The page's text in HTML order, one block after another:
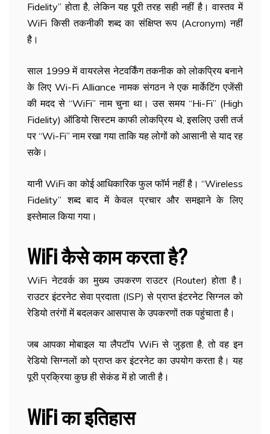
Fidelity” होता है, लेकिन यह पूरी तरह सही नहीं है। वास्तव में
WiFi किसी तकनीकी शब्द का संक्षिप्त रूप (Acronym) नहीं
है।
साल 1999 में वायरलेस नेटवर्किंग तकनीक को लोकप्रिय बनाने
के लिए Wi-Fi Alliance नामक संगठन ने एक मार्केटिंग एजेंसी
की मदद से “WiFi” नाम चुना था। उस समय “Hi-Fi” (High
Fidelity) ऑडियो सिस्टम काफी लोकप्रिय थे, इसलिए उसी तर्ज
पर “Wi-Fi” नाम रखा गया ताकि यह लोगों को आसानी से याद रह
सके।
यानी WiFi का कोई आधिकारिक फुल फॉर्म नहीं है। “Wireless
Fidelity” शब्द बाद में केवल प्रचार और समझाने के लिए
इस्तेमाल किया गया।
WiFi कैसे काम करता है?
WiFi नेटवर्क का मुख्य उपकरण राउटर (Router) होता है।
राउटर इंटरनेट सेवा प्रदाता (ISP) से प्राप्त इंटरनेट सिग्नल को
रेडियो तरंगों में बदलकर आसपास के उपकरणों तक पहुंचाता है।
जब आपका मोबाइल या लैपटॉप WiFi से जुड़ता है, तो वह इन
रेडियो सिग्नलों को प्राप्त कर इंटरनेट का उपयोग करता है। यह
पूरी प्रक्रिया कुछ ही सेकंड में हो जाती है।
WiFi का इतिहास